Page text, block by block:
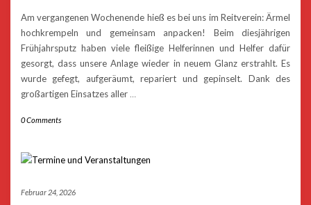
Am vergangenen Wochenende hieß es bei uns im Reitverein: Ärmel
hochkrempeln und gemeinsam anpacken! Beim diesjährigen
Frühjahrsputz haben viele fleißige Helferinnen und Helfer dafür
gesorgt, dass unsere Anlage wieder in neuem Glanz erstrahlt. Es
wurde gefegt, aufgeräumt, repariert und gepinselt. Dank des
großartigen Einsatzes aller…
0 Comments
Februar 24, 2026